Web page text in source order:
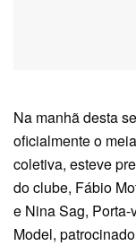
Na manhã desta
oficialmente o
coletiva, esteve
do clube, Fábio
e Nina Sag,
Model,